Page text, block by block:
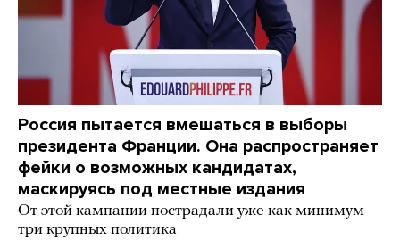
Россия пытается вмешаться в выборы
президента Франции. Она распространяет
фейки о возможных кандидатах,
маскируясь под местные издания
От этой кампании пострадали уже как минимум
три крупных политика